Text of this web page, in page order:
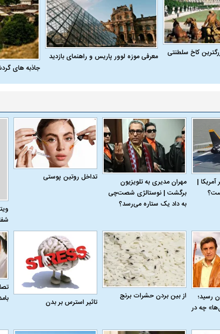
کاخ سلطنتی
معرفی موزه لوور پاریس و راهنمای بازدید
جاذبه های
|
مهران مدیری به تلویزیون
برگشت | نوستالژی شصت‌چی
به داد یک ستاره می‌رسد؟
تداخل روتین پوستی
رسید؛
چه در
از بین بردن حشرات برنج
تاثیر استرس بر بدن